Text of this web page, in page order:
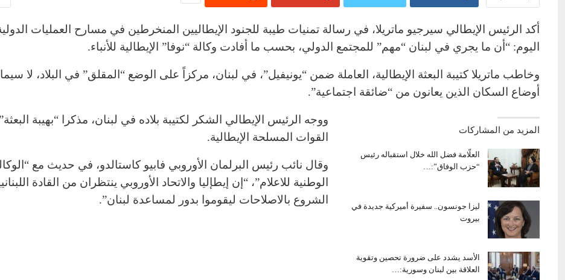
أكد الرئيس الإيطالي سيرجيو ماتريلا، في رسالة تمنيات طيبة للجنود الإيطاليين المنخرطين في مسارح العمليات
اليوم: “أن ما يجري في لبنان “مهم” للمجتمع الدولي، بحسب ما أفادت وكالة “نوفا” الإيطالية للأنباء.
وخاطب ماتريلا كتيبة البعثة الإيطالية، العاملة ضمن “يونيفيل”، في لبنان، مركزاً على الوضع “المقلق” في البلاد، لا سيما
أوضاع السكان الذين يعانون من “ضائقة اجتماعية”.
المزيد من المشاركات
العلّامة فضل الله خلال استقباله رئيس
“حزب الوفاق”:…
ليزا جونسون.. سفيرة أميركية جديدة في
بيروت
الأسد يشدد على ضرورة تحصين وتقوية
العلاقة بين لبنان وسورية:…
ووجه الرئيس الإيطالي الشكر لكتيبة بلاده في لبنان، مذكرا “بهيبة
القوات المسلحة الإيطالية.
وقال نائب رئيس البرلمان الأوروبي فابيو كاستالدو، في حديث مع
الوطنية للاعلام”، “إن إيطإليا والاتحاد الأوروبي ينتظران من القادة
الشروع بالاصلاحات ليقوموا بدور لمساعدة لبنان”.